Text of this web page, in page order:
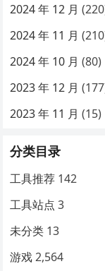
2024 年 12 月
2024 年 11 月
2024 年 10 月 (80)
2023 年 12 月
2023 年 11 月 (15)
分类目录
工具推荐 142
工具站点 3
未分类 13
游戏 2,564